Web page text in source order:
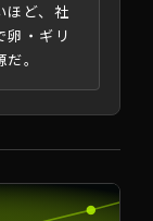
ほど、社
卵・ギリ
。